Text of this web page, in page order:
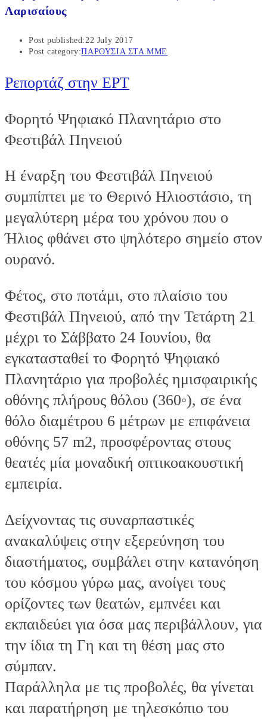
Λαρισαίους
Post published: 22 July 2017
Post category:ΠΑΡΟΥΣΙΑ ΣΤΑ ΜΜΕ
Ρεπορτάζ στην ΕΡΤ
Φορητό Ψηφιακό Πλανητάριο στο
Φεστιβάλ Πηνειού
Η έναρξη του Φεστιβάλ Πηνειού
συμπίπτει με το Θερινό Ηλιοστάσιο, τη
μεγαλύτερη μέρα του χρόνου που ο
Ήλιος φθάνει στο ψηλότερο σημείο στον
ουρανό.
Φέτος, στο ποτάμι, στο πλαίσιο του
Φεστιβάλ Πηνειού, από την Τετάρτη 21
μέχρι το Σάββατο 24 Ιουνίου, θα
εγκατασταθεί το Φορητό Ψηφιακό
Πλανητάριο για προβολές ημισφαιρικής
οθόνης πλήρους θόλου (360◦), σε ένα
θόλο διαμέτρου 6 μέτρων με επιφάνεια
οθόνης 57 m2, προσφέροντας στους
θεατές μία μοναδική οπτικοακουστική
εμπειρία.
Δείχνοντας τις συναρπαστικές
ανακαλύψεις στην εξερεύνηση του
διαστήματος, συμβάλει στην κατανόηση
του κόσμου γύρω μας, ανοίγει τους
ορίζοντες των θεατών, εμπνέει και
εκπαιδεύει για όσα μας περιβάλλουν, για
την ίδια τη Γη και τη θέση μας στο
σύμπαν.
Παράλληλα με τις προβολές, θα γίνεται
και παρατήρηση με τηλεσκόπιο του